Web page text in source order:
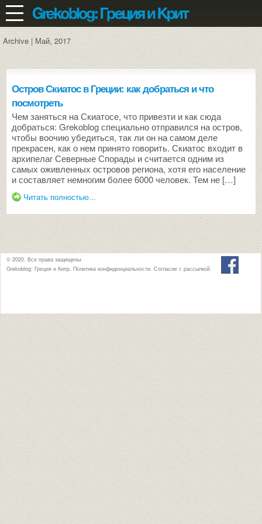
Archive | Май, 2017
Остров Скиатос в Греции: как добраться и что
посмотреть
Чем заняться на Скиатосе, что привезти и как сюда
добраться: Grekoblog специально отправился на остров,
чтобы воочию убедиться, так ли он на самом деле
прекрасен, как о нем принято говорить. Скиатос входит в
архипелаг Северные Спорады и считается одним из
самых оживленных островов региона, хотя его население
и составляет немногим более 6000 человек. Тем не […]
Читать полностью...
© 2020. Все права защищены.
Grekoblog: Греция и Кипр. Политика конфиденциальности. Согласие с рассылкой.